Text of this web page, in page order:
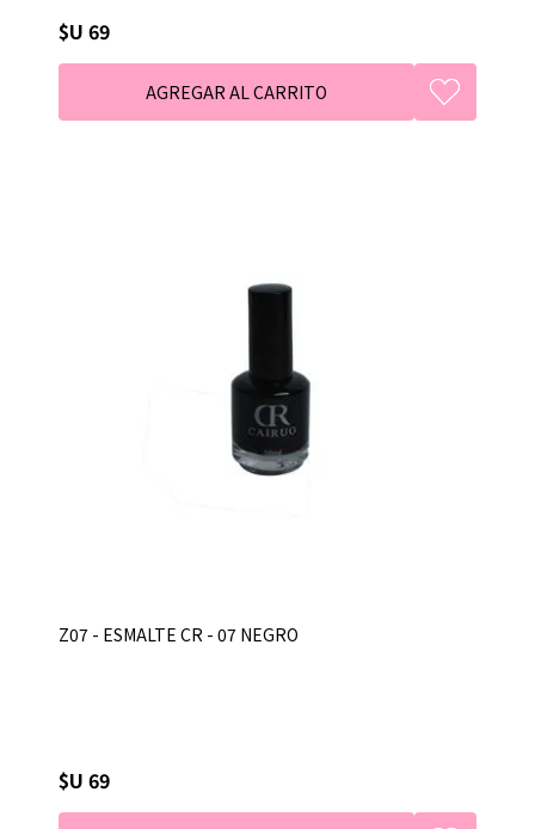
$U 69
Z07 - ESMALTE CR - 07 NEGRO
$U 69